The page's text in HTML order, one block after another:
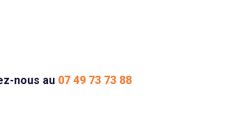
nous au 07 49 73 73 88